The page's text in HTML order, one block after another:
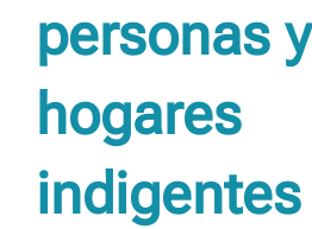
personas y
hogares
indigentes